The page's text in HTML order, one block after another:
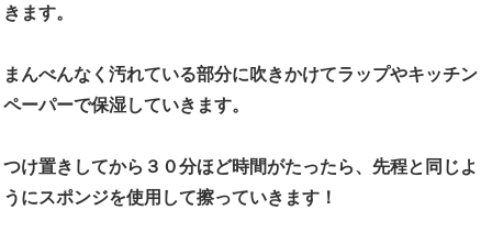
きます。
まんべんなく汚れている部分に吹きかけてラップやキッチン
ペーパーで保湿していきます。
つけ置きしてから３０分ほど時間がたったら、先程と同じよ
うにスポンジを使用して擦っていきます！